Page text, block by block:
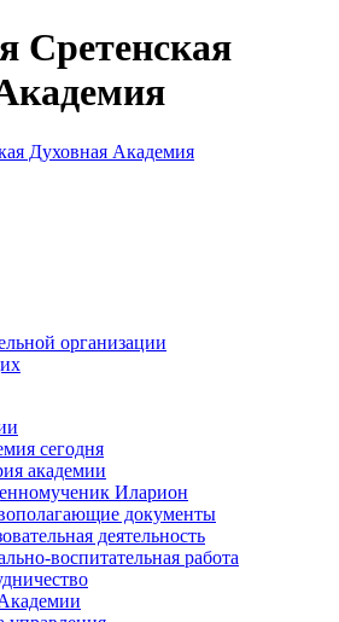
Сретенская
организации
сегодня
академии
Иларион
документы
деятельность
воспитательная работа